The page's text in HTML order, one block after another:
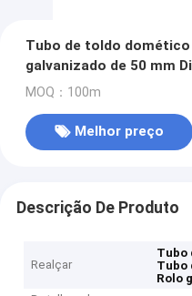
Tubo de toldo
galvanizado de 50 mm
MOQ：100m
Melhor preço
Descrição De Produto
Realçar
Tubo
Tubo
Rolo